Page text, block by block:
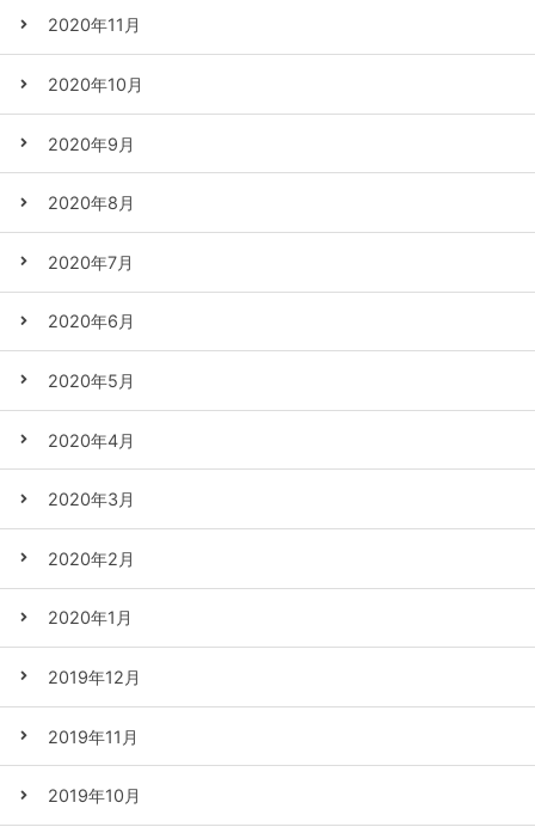
2020年11月
2020年10月
2020年9月
2020年8月
2020年7月
2020年6月
2020年5月
2020年4月
2020年3月
2020年2月
2020年1月
2019年12月
2019年11月
2019年10月